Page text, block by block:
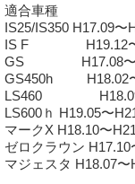
適合車種
IS25/IS350 H17.09〜
IS F H19.12〜
GS H17.08〜
GS450h H18.02
LS460 H18.09
LS600ｈ H19.05〜
マークX H18.10〜
ゼロクラウン H17.10
マジェスタ H18.07〜